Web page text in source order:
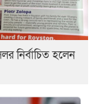
নির্বাচিত হলেন